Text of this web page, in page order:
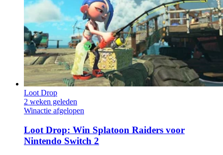
Loot Drop
2 weken geleden
Winactie afgelopen
Loot Drop: Win Splatoon Raiders voor
Nintendo Switch 2